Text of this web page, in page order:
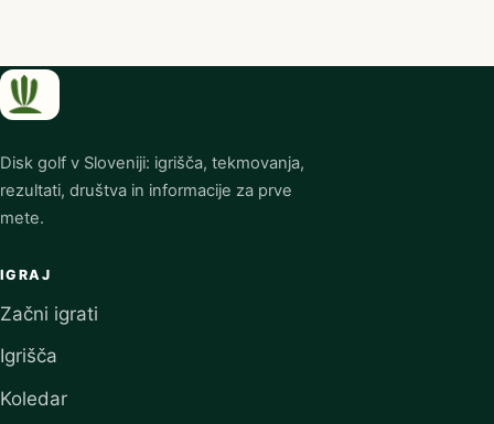
Disk golf v Sloveniji: igrišča, tekmovanja,
rezultati, društva in informacije za prve
mete.
IGRAJ
Začni igrati
Igrišča
Koledar